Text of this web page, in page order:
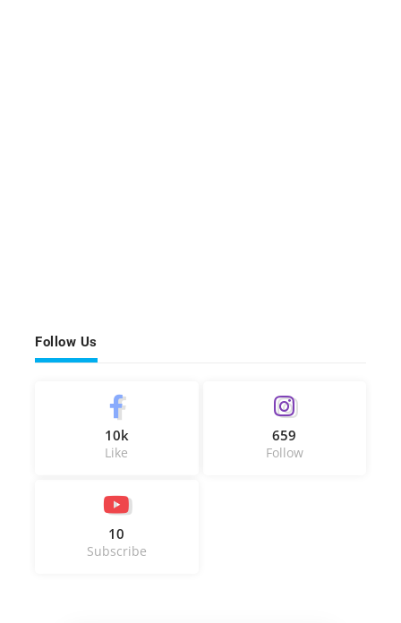
Follow Us
10k
Like
659
Follow
10
Subscribe